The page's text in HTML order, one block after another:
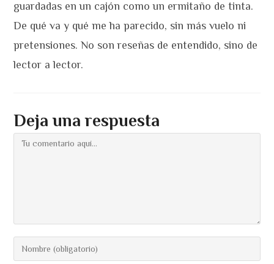
guardadas en un cajón como un ermitaño de tinta.
De qué va y qué me ha parecido, sin más vuelo ni
pretensiones. No son reseñas de entendido, sino de
lector a lector.
Deja una respuesta
Comentario
Introduce
tu